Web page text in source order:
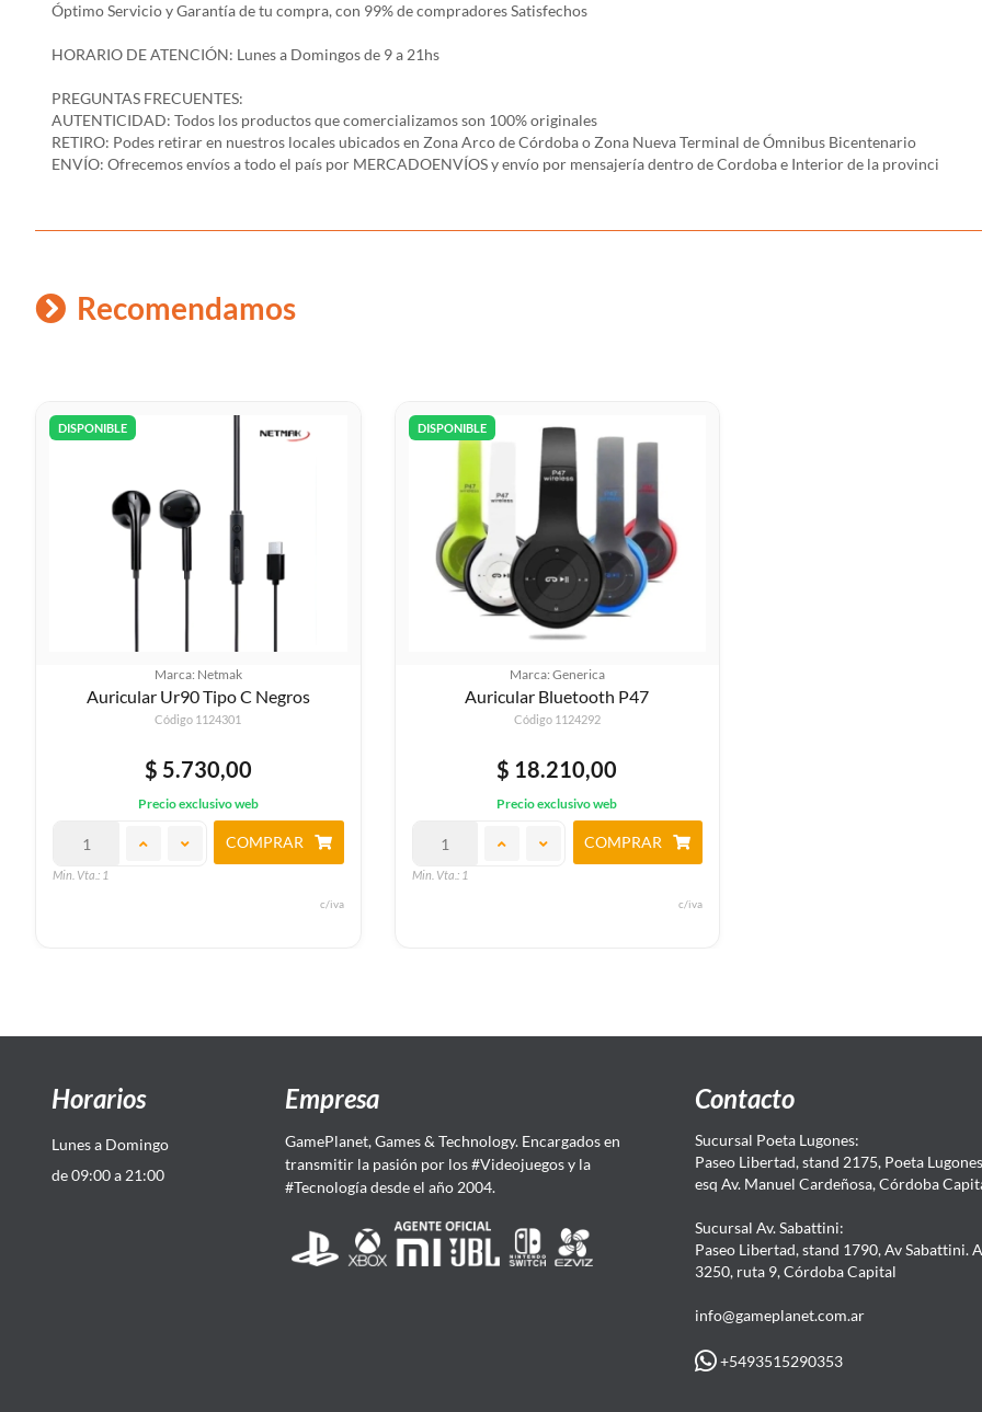
Óptimo Servicio y Garantía de tu compra, con 99% de compradores Satisfechos
HORARIO DE ATENCIÓN: Lunes a Domingos de 9 a 21hs
PREGUNTAS FRECUENTES:
AUTENTICIDAD: Todos los productos que comercializamos son 100% originales
RETIRO: Podes retirar en nuestros locales ubicados en Zona Arco de Córdoba o Zona Nueva Terminal de Ómnibus Bicentenario
ENVÍO: Ofrecemos envíos a todo el país por MERCADOENVÍOS y envío por mensajería dentro de Cordoba e Interior de la provinci
Recomendamos
DISPONIBLE
Marca: Netmak
Auricular Ur90 Tipo C Negros
Código 1124301
$ 5.730,00
Precio exclusivo web
Min. Vta.: 1
COMPRAR
c/iva
DISPONIBLE
Marca: Generica
Auricular Bluetooth P47
Código 1124292
$ 18.210,00
Precio exclusivo web
Min. Vta.: 1
COMPRAR
c/iva
Horarios
Lunes a Domingo
de 09:00 a 21:00
Empresa
GamePlanet, Games & Technology. Encargados en
transmitir la pasión por los #Videojuegos y la
#Tecnología desde el año 2004.
Contacto
Sucursal Poeta Lugones:
Paseo Libertad, stand 2175, Poeta
esq Av. Manuel Cardeñosa, Córdoba
Sucursal Av. Sabattini:
Paseo Libertad, stand 1790, Av Sabattini.
3250, ruta 9, Córdoba Capital
info@gameplanet.com.ar
+5493515290353